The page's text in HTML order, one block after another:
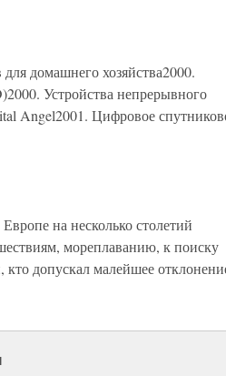
домашнего хозяйства2000.
Устройства непрерывного
Angel2001. Цифровое
на несколько столетий
мореплаванию, к поиску
допускал малейшее